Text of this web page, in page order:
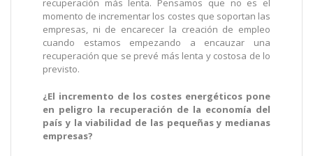
recuperación más lenta. Pensamos que no es el
momento de incrementar los costes que soportan las
empresas, ni de encarecer la creación de empleo
cuando estamos empezando a encauzar una
recuperación que se prevé más lenta y costosa de lo
previsto.
¿El incremento de los costes energéticos pone
en peligro la recuperación de la economía del
país y la viabilidad de las pequeñas y medianas
empresas?